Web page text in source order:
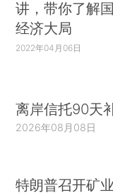
讲，带你了解
经济大局
2022年04月06日
离岸信托90天
2026年08月08日
特朗普召开矿